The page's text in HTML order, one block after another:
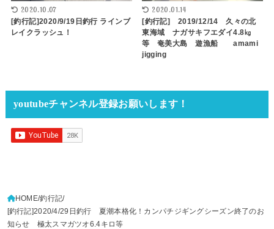
2020.10.07
[釣行記]2020/9/19日釣行 ラインブ
レイクラッシュ！
2020.01.14
[釣行記] 2019/12/14 久々の北
東海域 ナガサキフエダイ4.8㎏
等 奄美大島 遊漁船 amami
jigging
youtubeチャンネル登録お願いします！
HOME 釣行記
[釣行記]2020/4/29日釣行 夏潮本格化！カンパチジギングシーズン終了のお
知らせ 極太スマガツオ6.4キロ等